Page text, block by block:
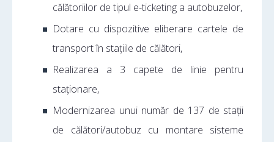
călătoriilor de tipul e-ticketing a autobuzelor,
Dotare cu dispozitive eliberare cartele de
transport în stațiile de călători,
Realizarea a 3 capete de linie pentru
staționare,
Modernizarea unui număr de 137 de stații
de călători/autobuz cu montare sisteme